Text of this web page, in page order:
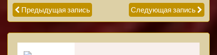
Предыдущая запись Следующая запись